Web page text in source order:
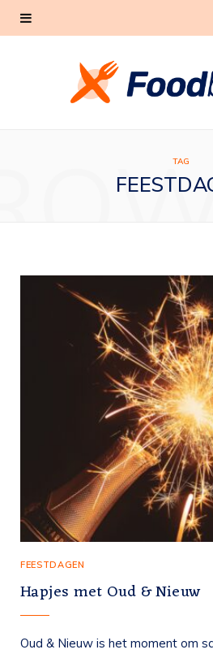
TAG
FEESTDAGEN
Hapjes met Oud & Nieuw
Oud & Nieuw is het moment om